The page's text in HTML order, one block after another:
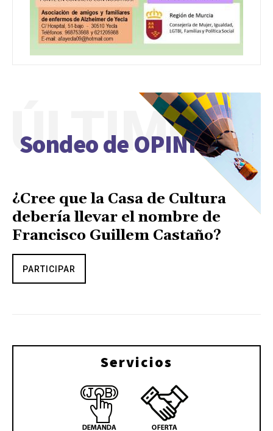
Sondeo de OPINIÓN
ÚLTIMO
¿Cree que la Casa de Cultura
debería llevar el nombre de
Francisco Guillem Castaño?
PARTICIPAR
Servicios